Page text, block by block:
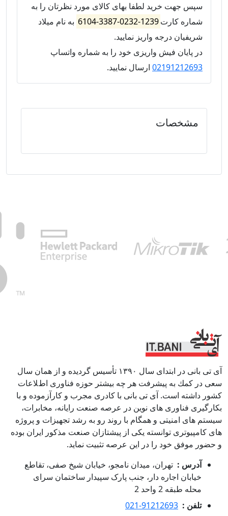
سپس جهت خرید لطفا بهای کالای مورد نظرتان را به
شماره کارت1239-0232-3387-6104
به نام میلاد
شریفیان درجه واریز نمایید.
در پایان فیش واریزی خود را به شماره واتساپ
02191212693 ارسال نمایید.
مشخصات
آی تی بانی در ابتداى سال ١٣٩٠ تأسيس گرديده و از همان سال
سعى در كمك به پيشرفت هر چه بيشتر حوزه فناورى اطﻼعات
كشور داشته است. آی تی بانی با كادرى مجرب و كارآزموده و با
بكارگيرى فناوری هاى نوين در عرصه صنعت رايانه، مخابرات،
سيستم هاى امنيتى و همگام با روند رو به رشد تجهيزات و پروژه
هاى كامپيوترى توانسته يكى از پيشتازان صنعت مذكور ايران بوده
و حضور موفق خود را در اين عرصه تثبيت نمايد.
آدرس : تهران، میدان نامجو، خیابان شیخ صفی، تقاطع
خیابان اجاره دار، جنب پارک سپیدار ساختمان سرای
محله طبقه 2 واحد 2
تلفن : 021-91212693